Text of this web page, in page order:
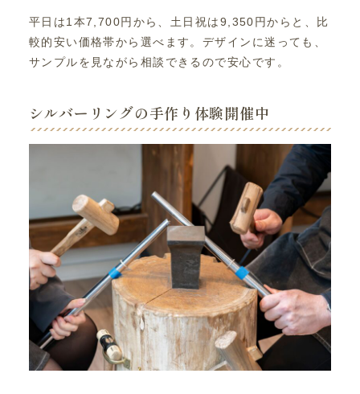
平日は1本7,700円から、土日祝は9,350円からと、比
較的安い価格帯から選べます。デザインに迷っても、
サンプルを見ながら相談できるので安心です。
シルバーリングの手作り体験開催中